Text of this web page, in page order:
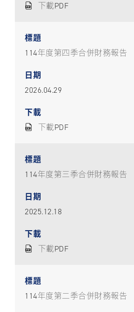
下載PDF
114年度第四季合併財務報告
2026.04.29
下載PDF
114年度第三季合併財務報告
2025.12.18
下載PDF
114年度第二季合併財務報告